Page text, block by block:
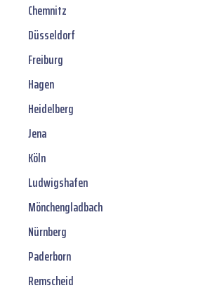
Chemnitz
Düsseldorf
Freiburg
Hagen
Heidelberg
Jena
Köln
Ludwigshafen
Mönchengladbach
Nürnberg
Paderborn
Remscheid